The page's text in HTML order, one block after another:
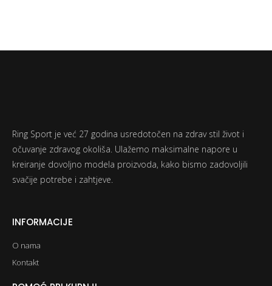
Ring Sport je već 27 godina usredotočen na zdrav stil život i
očuvanje zdravog okoliša. Ulažemo maksimalne napore u
kreiranje dovoljno modela proizvoda, kako bismo zadovoljili
svačije potrebe i zahtjeve.
INFORMACIJE
O nama
Kontakt